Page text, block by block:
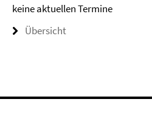
keine aktuellen Termine
Übersicht